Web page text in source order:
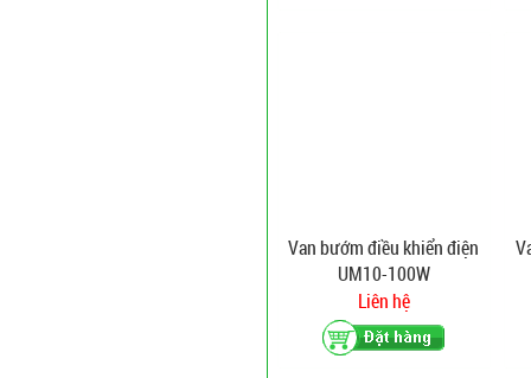
Van bướm điều khiển điện
UM10-100W
Liên hệ